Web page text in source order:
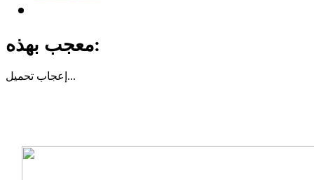
معجب بهذه:
إعجاب تحميل...